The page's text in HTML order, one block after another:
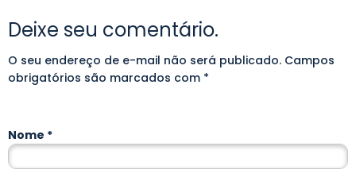
Deixe seu comentário.
O seu endereço de e-mail não será publicado. Campos
obrigatórios são marcados com *
Nome *
Alternative: